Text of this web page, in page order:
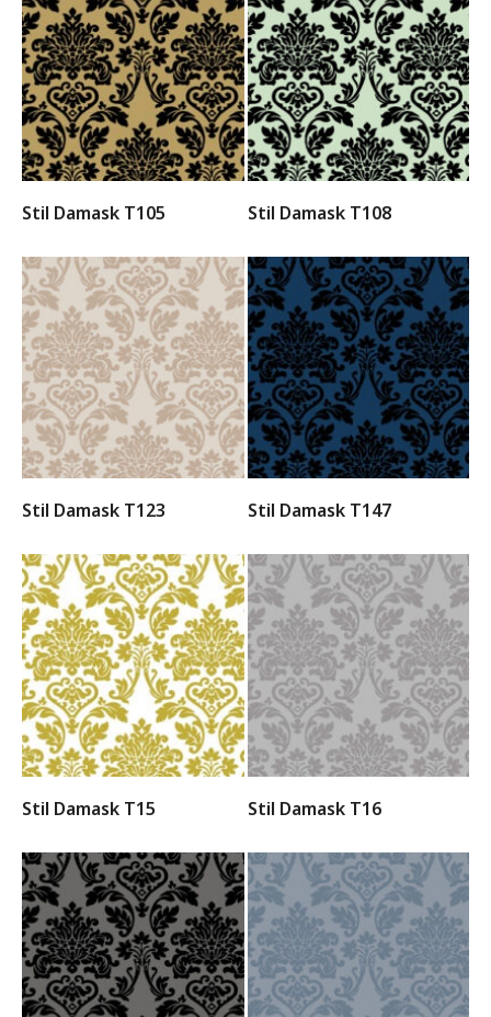
Stil Damask T105 Stil Damask T108
Stil Damask T123 Stil Damask T147
Stil Damask T15 Stil Damask T16